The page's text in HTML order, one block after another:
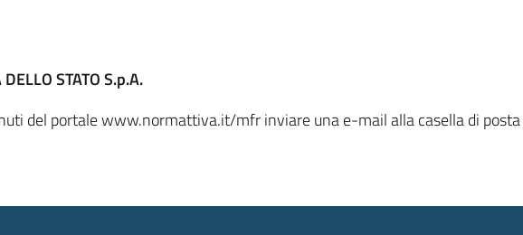
STATO S.p.A.
del portale www.normattiva.it/mfr inviare una e-mail alla casella di